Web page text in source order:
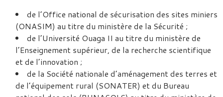
de l’Office national de sécurisation des sites miniers
(ONASIM) au titre du ministère de la Sécurité ;
de l’Université Ouaga II au titre du ministère de
l’Enseignement supérieur, de la recherche scientifique
et de l’innovation ;
de la Société nationale d’aménagement des terres et
de l’équipement rural (SONATER) et du Bureau